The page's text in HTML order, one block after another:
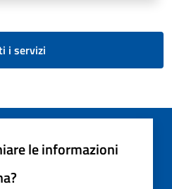
i servizi
le informazioni